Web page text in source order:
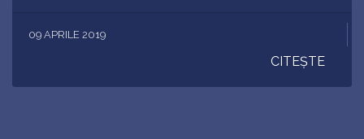
09 APRILE 2019
CITEȘTE